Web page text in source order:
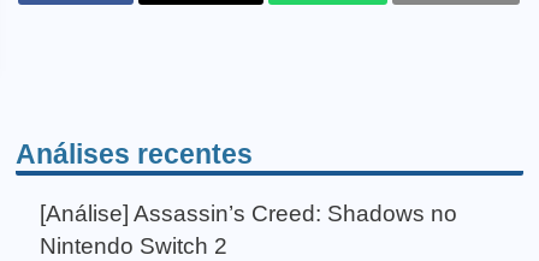
Análises recentes
[Análise] Assassin’s Creed: Shadows no
Nintendo Switch 2